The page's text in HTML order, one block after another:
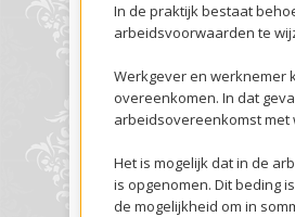
In de praktijk bestaat
arbeidsvoorwaarden te
Werkgever en werknemer
overeenkomen. In dat
arbeidsovereenkomst
Het is mogelijk dat in de
is opgenomen. Dit beding
de mogelijkheid om in